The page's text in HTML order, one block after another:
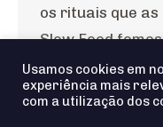
os rituais que
Slow Food
Usamos cookies em
experiência mais
com a utilização dos